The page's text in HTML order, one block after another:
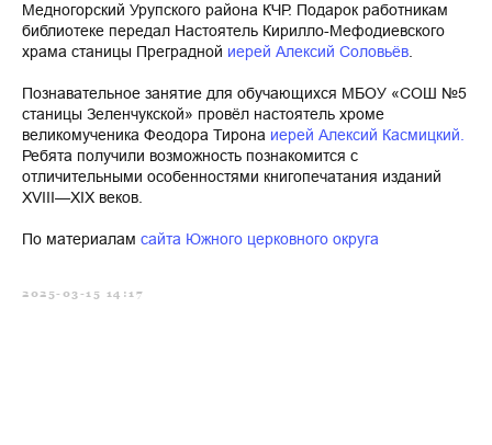
Медногорский Урупского района КЧР. Подарок работникам
библиотеке передал Настоятель Кирилло-Мефодиевского
храма станицы Преградной иерей Алексий Соловьёв
Познавательное занятие для обучающихся МБОУ «СОШ №5
станицы Зеленчукской» провёл настоятель хроме
великомученика Феодора Тирона иерей Алексий Касмицкий.
Ребята получили возможность познакомится с
отличительными особенностями книгопечатания изданий
XVIII—XIX веков.
По материалам сайта Южного церковного округа
2025-03-15 14:17